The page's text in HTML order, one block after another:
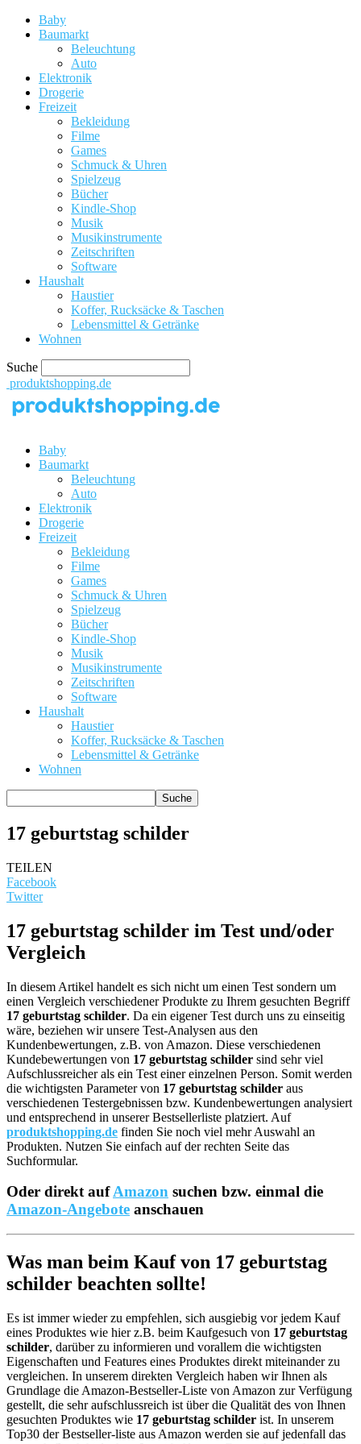
Baby
Baumarkt
Beleuchtung
Auto
Elektronik
Drogerie
Freizeit
Bekleidung
Filme
Games
Schmuck & Uhren
Spielzeug
Bücher
Kindle-Shop
Musik
Musikinstrumente
Zeitschriften
Software
Haushalt
Haustier
Koffer, Rucksäcke & Taschen
Lebensmittel & Getränke
Wohnen
Suche
produktshopping.de
Baby
Baumarkt
Beleuchtung
Auto
Elektronik
Drogerie
Freizeit
Bekleidung
Filme
Games
Schmuck & Uhren
Spielzeug
Bücher
Kindle-Shop
Musik
Musikinstrumente
Zeitschriften
Software
Haushalt
Haustier
Koffer, Rucksäcke & Taschen
Lebensmittel & Getränke
Wohnen
17 geburtstag schilder
TEILEN
Facebook
Twitter
17 geburtstag schilder im Test und/oder
Vergleich
In diesem Artikel handelt es sich nicht um einen Test sondern um
einen Vergleich verschiedener Produkte zu Ihrem gesuchten Begriff
17 geburtstag schilder. Da ein eigener Test durch uns zu einseitig
wäre, beziehen wir unsere Test-Analysen aus den
Kundenbewertungen, z.B. von Amazon. Diese verschiedenen
Kundebewertungen von 17 geburtstag schilder sind sehr viel
Aufschlussreicher als ein Test einer einzelnen Person. Somit werden
die wichtigsten Parameter von 17 geburtstag schilder aus
verschiedenen Testergebnissen bzw. Kundenbewertungen analysiert
und entsprechend in unserer Bestsellerliste platziert. Auf
produktshopping.de finden Sie noch viel mehr Auswahl an
Produkten. Nutzen Sie einfach auf der rechten Seite das
Suchformular.
Oder direkt aufAmazon suchen bzw. einmal die
Amazon-Angebote anschauen
Was man beim Kauf von 17 geburtstag
schilder beachten sollte!
Es ist immer wieder zu empfehlen, sich ausgiebig vor jedem Kauf
eines Produktes wie hier z.B. beim Kaufgesuch von 17 geburtstag
schilder, darüber zu informieren und vorallem die wichtigsten
Eigenschaften und Features eines Produktes direkt miteinander zu
vergleichen. In unserem direkten Vergleich haben wir Ihnen als
Grundlage die Amazon-Bestseller-Liste von Amazon zur Verfügung
gestellt, die sehr aufschlussreich ist über die Qualität des von Ihnen
gesuchten Produktes wie 17 geburtstag schilder ist. In unserem
Top30 der Bestseller-liste aus Amazon werden sie auf jedenfall das